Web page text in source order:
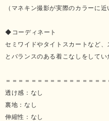
（マネキン撮影が実際のカラーに近
◆コーディネート
セミワイドやタイトスカートなど
とバランスのある着こなしをしてい
＝＝＝＝＝＝＝＝＝＝＝＝＝＝＝＝
透け感：なし
裏地：なし
伸縮性：なし